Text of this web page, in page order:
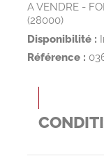
A VENDRE -
(28000)
Disponibilité :
Référence :